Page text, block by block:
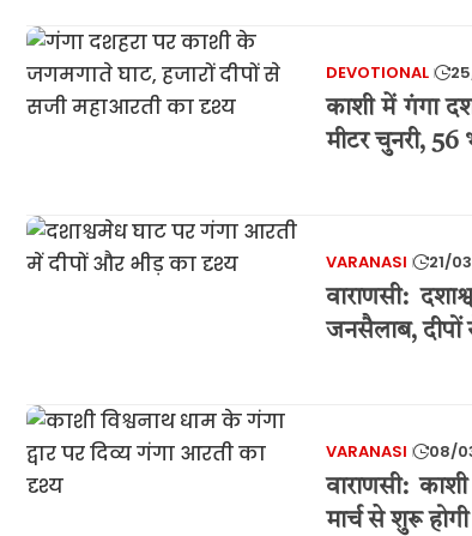
DEVOTIONAL
काशी में गंगा
मीटर चुनरी, 56
VARANASI 21/
वाराणसी:
जनसैलाब,
VARANASI 08/
वाराणसी:
मार्च से शुरू